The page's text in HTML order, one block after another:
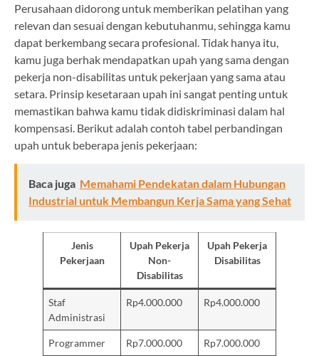
Perusahaan didorong untuk memberikan pelatihan yang
relevan dan sesuai dengan kebutuhanmu, sehingga kamu
dapat berkembang secara profesional. Tidak hanya itu,
kamu juga berhak mendapatkan upah yang sama dengan
pekerja non-disabilitas untuk pekerjaan yang sama atau
setara. Prinsip kesetaraan upah ini sangat penting untuk
memastikan bahwa kamu tidak didiskriminasi dalam hal
kompensasi. Berikut adalah contoh tabel perbandingan
upah untuk beberapa jenis pekerjaan:
Baca juga Memahami Pendekatan dalam Hubungan
Industrial untuk Membangun Kerja Sama yang Sehat
Jenis
Pekerjaan
Upah Pekerja
Non-
Disabilitas
Upah Pekerja
Disabilitas
Staf
Administrasi
Rp4.000.000 Rp4.000.000
Programmer Rp7.000.000 Rp7.000.000